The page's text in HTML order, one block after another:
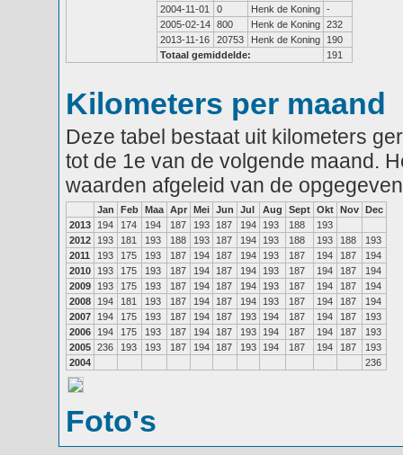
2004-11-01
0 Henk de Koning -
2005-02-14 800 Henk de Koning 232
2013-11-16
20753 Henk de Koning
190
Totaal gemiddelde:
191
Kilometers per maand
Deze tabel bestaat uit kilometers
tot de 1e van de volgende maand.
waarden afgeleid van de
Jan Feb Maa Apr Mei Jun Jul Aug Sept Okt Nov Dec
2013
194 174 194 187 193 187 194 193 188
193
2012
193 181 193 188 193 187 194 193 188 193 188
193
2011
193 175 193 187 194 187 194 193 187 194 187
194
2010
193 175 193 187 194 187 194 193 187 194 187
194
2009
193 175 193 187 194 187 194 193 187 194 187
194
2008
194 181 193 187 194 187 194 193 187 194 187
194
2007
194 175 193 187 194 187 193 194 187 194 187
193
2006
194 175 193 187 194 187 193 194 187 194 187
193
2005 236 193 193 187 194 187 193 194 187 194 187
193
2004
236
Foto's